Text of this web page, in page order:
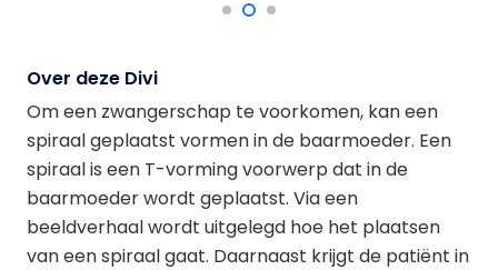
Over deze Divi
Om een zwangerschap te voorkomen, kan een
spiraal geplaatst vormen in de baarmoeder. Een
spiraal is een T-vorming voorwerp dat in de
baarmoeder wordt geplaatst. Via een
beeldverhaal wordt uitgelegd hoe het plaatsen
van een spiraal gaat. Daarnaast krijgt de patiënt in